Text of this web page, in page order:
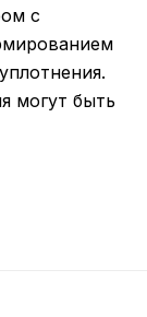
с
могут быть